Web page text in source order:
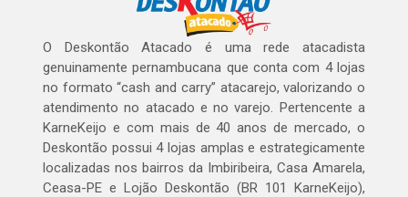
O Deskontão Atacado é uma rede atacadista
genuinamente pernambucana que conta com 4 lojas
no formato “cash and carry” atacarejo, valorizando o
atendimento no atacado e no varejo. Pertencente a
KarneKeijo e com mais de 40 anos de mercado, o
Deskontão possui 4 lojas amplas e estrategicamente
localizadas nos bairros da Imbiribeira, Casa Amarela,
Ceasa-PE e Lojão Deskontão (BR 101 KarneKeijo),